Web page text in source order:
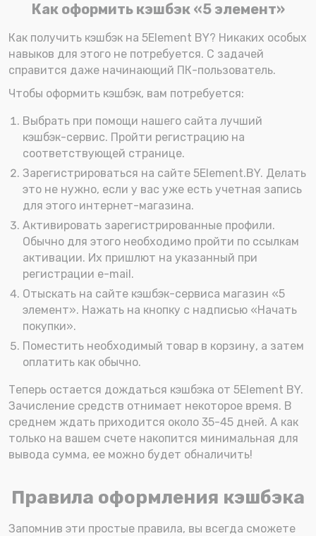
Как оформить кэшбэк «5 элемент»
Как получить кэшбэк на 5Element BY? Никаких особых
навыков для этого не потребуется. С задачей
справится даже начинающий ПК-пользователь.
Чтобы оформить кэшбэк, вам потребуется:
Выбрать при помощи нашего сайта лучший
кэшбэк-сервис. Пройти регистрацию на
соответствующей странице.
Зарегистрироваться на сайте 5Element.BY. Делать
это не нужно, если у вас уже есть учетная запись
для этого интернет-магазина.
Активировать зарегистрированные профили.
Обычно для этого необходимо пройти по ссылкам
активации. Их пришлют на указанный при
регистрации e-mail.
Отыскать на сайте кэшбэк-сервиса магазин «5
элемент». Нажать на кнопку с надписью «Начать
покупки».
Поместить необходимый товар в корзину, а затем
оплатить как обычно.
Теперь остается дождаться кэшбэка от 5Element BY.
Зачисление средств отнимает некоторое время. В
среднем ждать приходится около 35-45 дней. А как
только на вашем счете накопится минимальная для
вывода сумма, ее можно будет обналичить!
Правила оформления кэшбэка
Запомнив эти простые правила, вы всегда сможете